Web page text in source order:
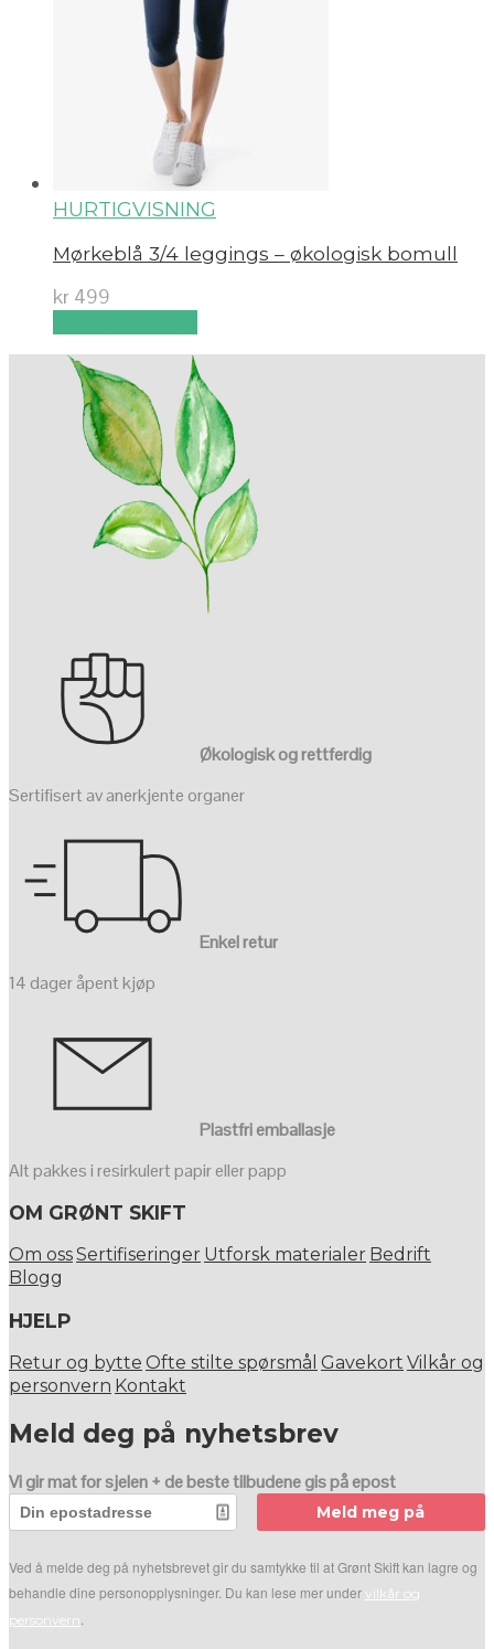
HURTIGVISNING
Mørkeblå 3/4 leggings – økologisk bomull
kr 499
Økologisk og rettferdig
Sertifisert av anerkjente organer
Enkel retur
14 dager åpent kjøp
Plastfri emballasje
Alt pakkes i resirkulert papir eller papp
OM GRØNT SKIFT
Om ossSertifiseringer Utforsk materialer Bedrift
Blogg
HJELP
Retur og bytte Ofte stilte spørsmål Gavekort Vilkår og
personvern Kontakt
Meld deg på nyhetsbrev
Vi gir mat for sjelen + de beste tilbudene gis på epost
Meld meg på
Ved å melde deg på nyhetsbrevet gir du samtykke til at Grønt Skift kan lagre og
behandle dine personopplysninger. Du kan lese mer under vilkår og
personvern.